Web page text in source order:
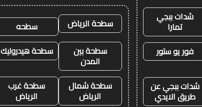
شدات ببجي
تمارا
فور يو ستور
شدات ببجي عن
طريق الايدي
سطحة الرياض
سطحه
سطحة بين
المدن
سطحة هيدروليك
سطحة شمال
الرياض
سطحة غرب
الرياض